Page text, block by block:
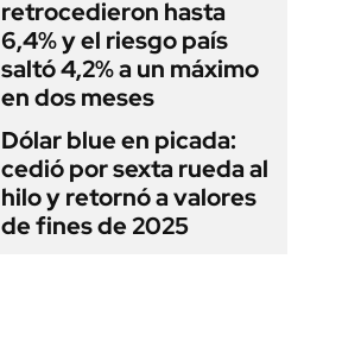
retrocedieron hasta
6,4% y el riesgo país
saltó 4,2% a un máximo
en dos meses
Dólar blue en picada:
cedió por sexta rueda al
hilo y retornó a valores
de fines de 2025